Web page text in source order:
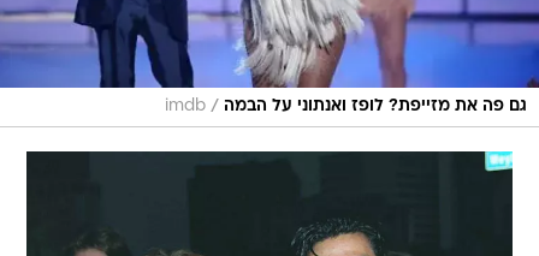
גם פה את מזייפת? לופז ואנתוני על הבמה /
imdb